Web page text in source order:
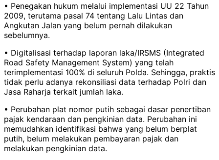
• Penegakan hukum melalui implementasi UU 22 Tahun
2009, terutama pasal 74 tentang Lalu Lintas dan
Angkutan Jalan yang belum pernah dilakukan
sebelumnya.
• Digitalisasi terhadap laporan laka/IRSMS (Integrated
Road Safety Management System) yang telah
terimplementasi 100% di seluruh Polda. Sehingga, praktis
tidak perlu adanya rekonsiliasi data terhadap Polri dan
Jasa Raharja terkait jumlah laka.
• Perubahan plat nomor putih sebagai dasar penertiban
pajak kendaraan dan pengkinian data. Perubahan ini
memudahkan identifikasi bahwa yang belum berplat
putih, belum melakukan pembayaran pajak dan
melakukan pengkinian data.